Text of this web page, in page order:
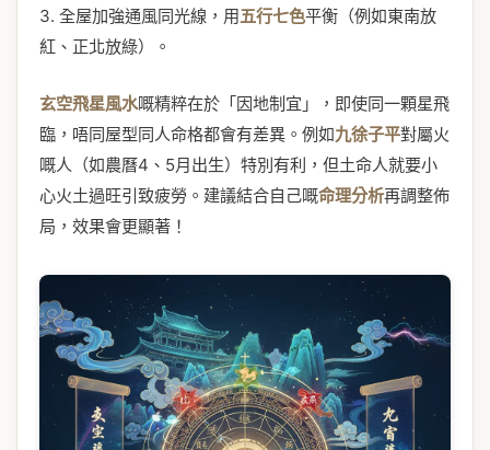
3. 全屋加強通風同光線，用五行七色平衡（例如東南放
紅、正北放綠）。
玄空飛星風水嘅精粹在於「因地制宜」，即使同一顆星飛
臨，唔同屋型同人命格都會有差異。例如九徐子平對屬火
嘅人（如農曆4、5月出生）特別有利，但土命人就要小
心火土過旺引致疲勞。建議結合自己嘅命理分析再調整佈
局，效果會更顯著！